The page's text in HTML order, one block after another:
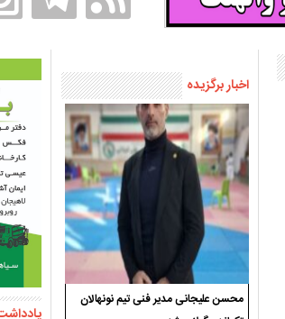
اخبار برگزیده
محسن علیجانی مدیر فنی تیم نونهالان